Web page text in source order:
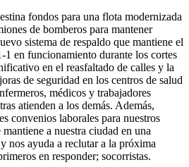
fondos para una flota modernizada
de bomberos para mantener
sistema de respaldo que mantiene el
1 en funcionamiento durante los cortes
en el reasfaltado de calles y la
de seguridad en los centros de salud
médicos y trabajadores
atienden a los demás. Además,
convenios laborales para nuestros
a nuestra ciudad en una
nos ayuda a reclutar a la próxima
en responder; socorristas.